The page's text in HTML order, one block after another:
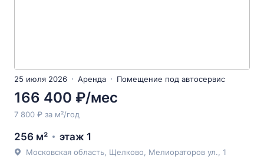
25 июля 2026 Аренда Помещение под автосервис
166 400 ₽/мес
7 800 ₽ за м²/год
256 м² этаж 1
Московская область, Щелково, Мелиораторов ул., 1